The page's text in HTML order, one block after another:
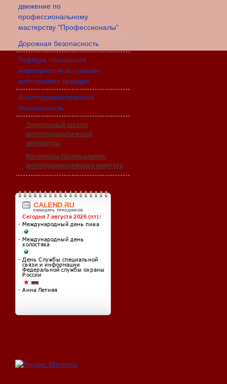
движение по
профессиональному
мастерству "Профессионалы"
Дорожная безопасность
Порядок посещения
мероприятий льготными
категориями граждан
Антитеррористическая
безопасность
Электронный каталог
антитеррористической
литературы
Материалы Национального
антитеррористического комитета